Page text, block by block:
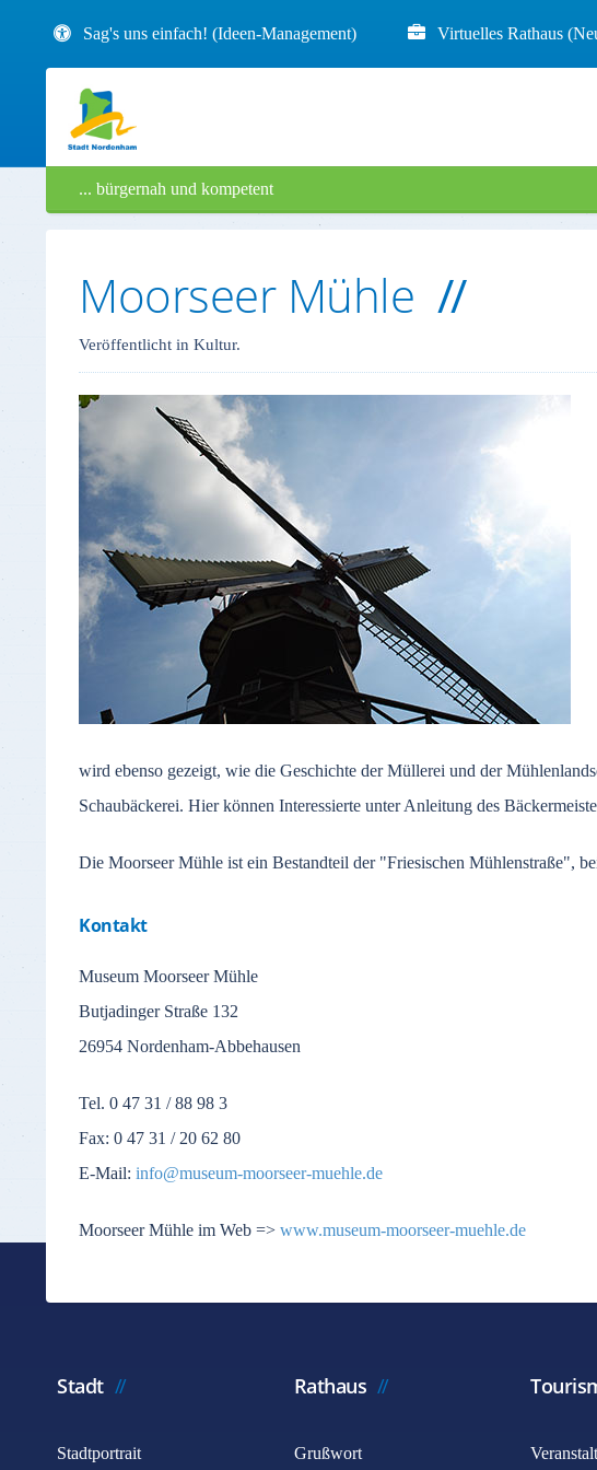
Sag's uns einfach! (Ideen-Management) Virtuelles Rathaus
... bürgernah und kompetent
Moorseer Mühle
Veröffentlicht in Kultur.
wird ebenso gezeigt, wie die Geschichte der Müllerei und der
Schaubäckerei. Hier können Interessierte unter Anleitung des
Die Moorseer Mühle ist ein Bestandteil der "Friesischen Mühlenstraße",
Kontakt
Museum Moorseer Mühle
Butjadinger Straße 132
26954 Nordenham-Abbehausen
Tel. 0 47 31 / 88 98 3
Fax: 0 47 31 / 20 62 80
E-Mail: info@museum-moorseer-muehle.de
Moorseer Mühle im Web => www.museum-moorseer-muehle.de
Stadt
Stadtportrait
Rathaus
Grußwort